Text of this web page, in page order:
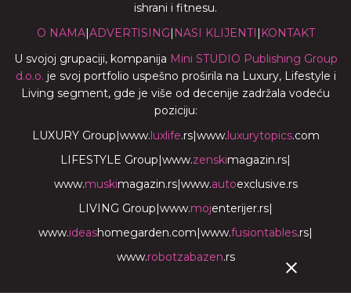
ishrani i fitnesu.
O NAMA| ADVERTISING NASI KLIJENTI
KONTAKT
U svojoj grupaciji, kompanija Mini STUDIO Publishing Group
d.o.o. je svoj portfolio uspešno proširila na Luxury, Lifestyle i
Living segment, gde je više od decenije zadržala vodeću
poziciju:
LUXURY Group www. luxlife.rs| www. luxurytopics.com
LIFESTYLE Group www.zenskimagazin.rs
www.muskimagazin.rs| www.autoexclusive.rs
LIVING Group www.mojenterijer.rs
www.ideashomegarden.com www.fusiontables.rs
www.robotzabazen.rs